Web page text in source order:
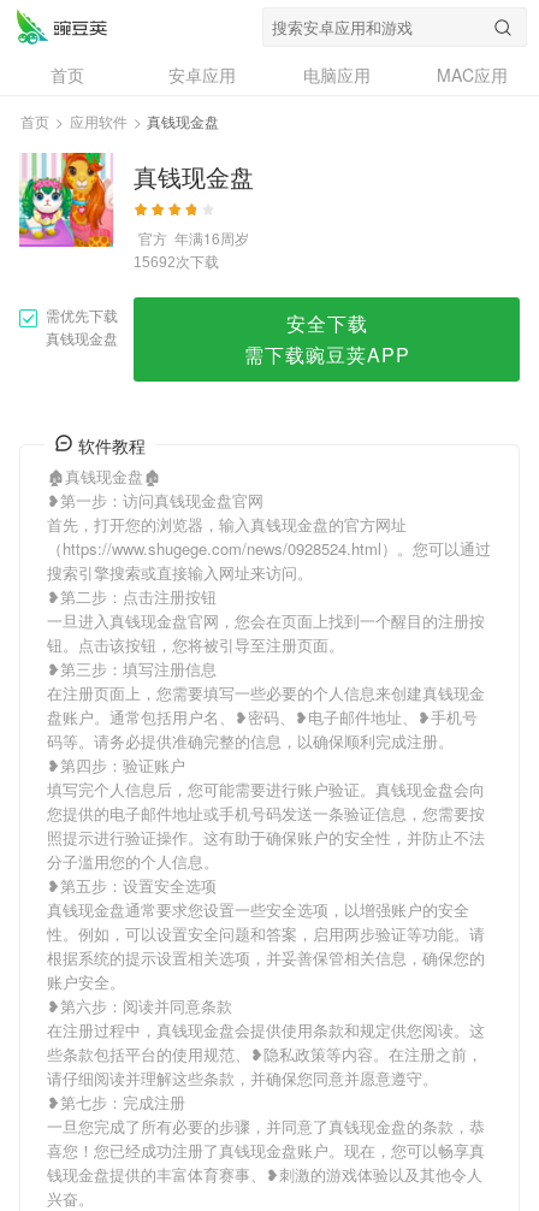
首页 安卓应用 电脑应用
MAC应用
资讯
专题
问答
首页 > 应用软件 > 真钱现金盘
真钱现金盘
官方 年满16周岁
15692次下载
需优先下载
真钱现金盘
安全下载
需下载豌豆荚APP
软件教程
🏚真钱现金盘🏚
❥第一步：访问真钱现金盘官网
首先，打开您的浏览器，输入真钱现金盘的官方网址
（https://www.shugege.com/news/0928524.html）。您可以通过
搜索引擎搜索或直接输入网址来访问。
❥第二步：点击注册按钮
一旦进入真钱现金盘官网，您会在页面上找到一个醒目的注册按
钮。点击该按钮，您将被引导至注册页面。
❥第三步：填写注册信息
在注册页面上，您需要填写一些必要的个人信息来创建真钱现金
盘账户。通常包括用户名、❥密码、❥电子邮件地址、❥手机号
码等。请务必提供准确完整的信息，以确保顺利完成注册。
❥第四步：验证账户
填写完个人信息后，您可能需要进行账户验证。真钱现金盘会向
您提供的电子邮件地址或手机号码发送一条验证信息，您需要按
照提示进行验证操作。这有助于确保账户的安全性，并防止不法
分子滥用您的个人信息。
❥第五步：设置安全选项
真钱现金盘通常要求您设置一些安全选项，以增强账户的安全
性。例如，可以设置安全问题和答案，启用两步验证等功能。请
根据系统的提示设置相关选项，并妥善保管相关信息，确保您的
账户安全。
❥第六步：阅读并同意条款
在注册过程中，真钱现金盘会提供使用条款和规定供您阅读。这
些条款包括平台的使用规范、❥隐私政策等内容。在注册之前，
请仔细阅读并理解这些条款，并确保您同意并愿意遵守。
❥第七步：完成注册
一旦您完成了所有必要的步骤，并同意了真钱现金盘的条款，恭
喜您！您已经成功注册了真钱现金盘账户。现在，您可以畅享真
钱现金盘提供的丰富体育赛事、❥刺激的游戏体验以及其他令人
兴奋。